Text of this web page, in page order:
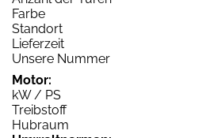
Farbe
Standort
Lieferzeit
Unsere Nummer
Motor:
kW / PS
Treibstoff
Hubraum